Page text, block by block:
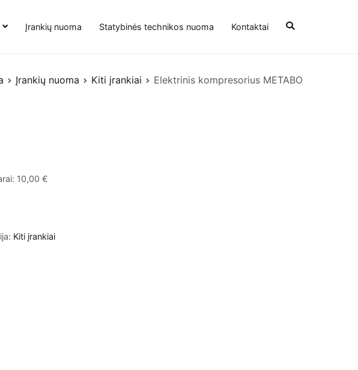
Įrankių nuoma Statybinės technikos nuoma Kontaktai
Įrankių nuoma Kiti įrankiai Elektrinis kompresorius METABO
10,00 €
Kiti įrankiai